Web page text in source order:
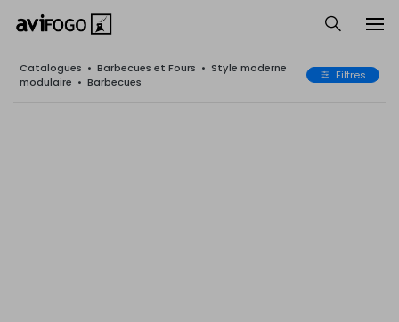
Catalogues • Barbecues et Fours • Style moderne
modulaire • Barbecues Filtres